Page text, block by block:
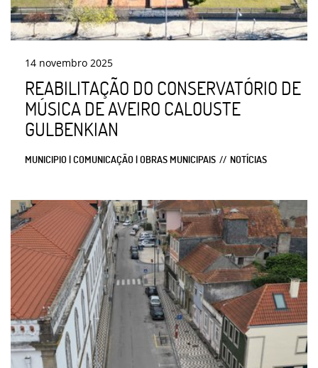
14 novembro 2025
REABILITAÇÃO DO CONSERVATÓRIO DE
MÚSICA DE AVEIRO CALOUSTE
GULBENKIAN
MUNICIPIO | COMUNICAÇÃO | OBRAS MUNICIPAIS NOTÍCIAS